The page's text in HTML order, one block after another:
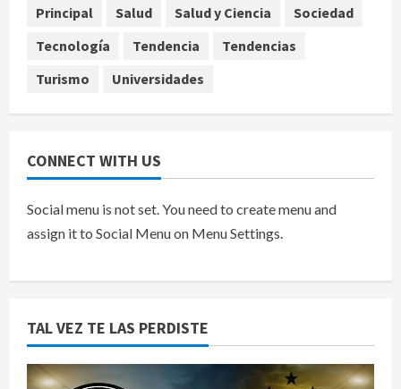
agosto 7, 2026
Principal
Salud Salud y Ciencia
Sociedad
Tecnología
Tendencia
Tendencias
Turismo
Universidades
CONNECT WITH US
Social menu is not set. You need to create menu and
assign it to Social Menu on Menu Settings.
TAL VEZ TE LAS PERDISTE